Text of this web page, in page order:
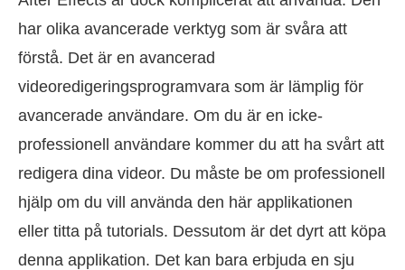
har olika avancerade verktyg som är svåra att
förstå. Det är en avancerad
videoredigeringsprogramvara som är lämplig för
avancerade användare. Om du är en icke-
professionell användare kommer du att ha svårt att
redigera dina videor. Du måste be om professionell
hjälp om du vill använda den här applikationen
eller titta på tutorials. Dessutom är det dyrt att köpa
denna applikation. Det kan bara erbjuda en sju